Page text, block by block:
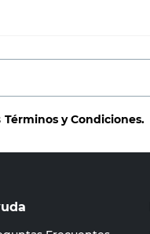
Términos y Condiciones.